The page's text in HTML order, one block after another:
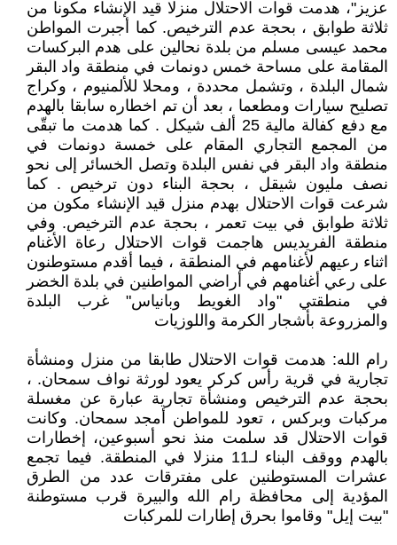
عزيز"، هدمت قوات الاحتلال منزلا قيد الإنشاء مكونا من
ثلاثة طوابق ، بحجة عدم الترخيص. كما أجبرت المواطن
محمد عيسى مسلم من بلدة نحالين على هدم البركسات
المقامة على مساحة خمس دونمات في منطقة واد البقر
شمال البلدة ، وتشمل محددة ، ومحلا للألمنيوم ، وكراج
تصليح سيارات ومطعما ، بعد أن تم اخطاره سابقا بالهدم
مع دفع كفالة مالية 25 ألف شيكل . كما هدمت ما تبقّى
من المجمع التجاري المقام على خمسة دونمات في
منطقة واد البقر في نفس البلدة وتصل الخسائر إلى نحو
نصف مليون شيقل ، بحجة البناء دون ترخيص . كما
شرعت قوات الاحتلال بهدم منزل قيد الإنشاء مكون من
ثلاثة طوابق في بيت تعمر ، بحجة عدم الترخيص. وفي
منطقة الفريديس هاجمت قوات الاحتلال رعاة الأغنام
اثناء رعيهم لأغنامهم في المنطقة ، فيما أقدم مستوطنون
على رعي أغنامهم في أراضي المواطنين في بلدة الخضر
في منطقتي "واد الغويط وبانياس" غرب البلدة
والمزروعة بأشجار الكرمة واللوزيات
رام الله: هدمت قوات الاحتلال طابقا من منزل ومنشأة
تجارية في قرية رأس كركر يعود لورثة نواف سمحان. ،
بحجة عدم الترخيص ومنشأة تجارية عبارة عن مغسلة
مركبات وبركس ، تعود للمواطن أمجد سمحان. وكانت
قوات الاحتلال قد سلمت منذ نحو أسبوعين، إخطارات
بالهدم ووقف البناء لـ11 منزلا في المنطقة. فيما تجمع
عشرات المستوطنين على مفترقات عدد من الطرق
المؤدية إلى محافظة رام الله والبيرة قرب مستوطنة
"بيت إيل" وقاموا بحرق إطارات للمركبات